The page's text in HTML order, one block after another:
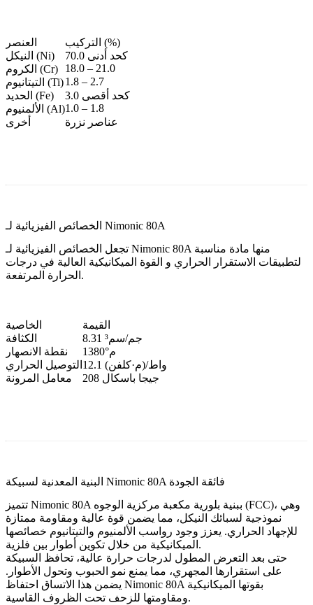
العنصر
التركيب (%)
النيكل (Ni)
70.0 كحد أدنى
الكروم (Cr)
18.0 – 21.0
التيتانيوم (Ti)1.8 – 2.7
الحديد (Fe)
3.0 كحد أقصى
الألمنيوم (Al)1.0 – 1.8
أخرى
عناصر نزرة
الخصائص الفيزيائية لـ Nimonic 80A
تجعل الخصائص الفيزيائية لـ Nimonic 80A منها مادة مناسبة
لتطبيقات الاستقرار الحراري و القوة الميكانيكية العالية في درجات
الحرارة المرتفعة.
الخاصية
القيمة
الكثافة
8.31 جم/سم³
نقطة الانصهار
1380°م
التوصيل الحراري
12.1 واط/(م·كلفن)
معامل المرونة
208 جيجا باسكال
البنية المعدنية لسبيكة Nimonic 80A فائقة الجودة
تتميز Nimonic 80A ببنية بلورية مكعبة مركزية الوجوه (FCC)، وهي
نموذجية لسبائك النيكل، مما يضمن قوة عالية ومقاومة ممتازة
للإجهاد الحراري. يعزز وجود رواسب الألمنيوم والتيتانيوم خصائصها
الميكانيكية من خلال تكوين أطوار بين فلزية.
حتى بعد التعرض المطول لدرجات حرارة عالية، تحافظ السبيكة
على استقرارها المجهري، مما يمنع نمو الحبوب وتحول الأطوار.
يضمن هذا الاتساق احتفاظ Nimonic 80A بقوتها الميكانيكية
ومقاومتها للزحف تحت الظروف القاسية.